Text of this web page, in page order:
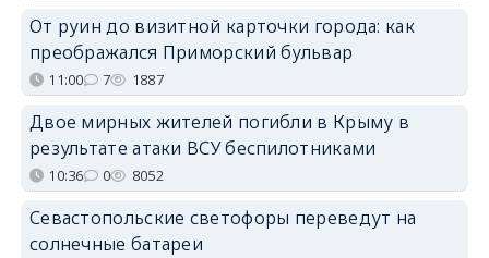
От руин до визитной карточки города: как
преображался Приморский бульвар
11:00 7 1887
Двое мирных жителей погибли в Крыму в
результате атаки ВСУ беспилотниками
10:36 0 8052
Севастопольские светофоры переведут на
солнечные батареи